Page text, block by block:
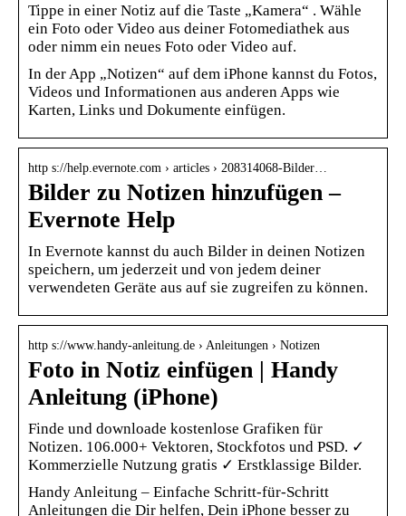
Tippe in einer Notiz auf die Taste „Kamera“ . Wähle
ein Foto oder Video aus deiner Fotomediathek aus
oder nimm ein neues Foto oder Video auf.
In der App „Notizen“ auf dem iPhone kannst du Fotos,
Videos und Informationen aus anderen Apps wie
Karten, Links und Dokumente einfügen.
http s://help.evernote.com › articles › 208314068-Bilder…
Bilder zu Notizen hinzufügen –
Evernote Help
In Evernote kannst du auch Bilder in deinen Notizen
speichern, um jederzeit und von jedem deiner
verwendeten Geräte aus auf sie zugreifen zu können.
http s://www.handy-anleitung.de › Anleitungen › Notizen
Foto in Notiz einfügen | Handy
Anleitung (iPhone)
Finde und downloade kostenlose Grafiken für
Notizen. 106.000+ Vektoren, Stockfotos und PSD. ✓
Kommerzielle Nutzung gratis ✓ Erstklassige Bilder.
Handy Anleitung – Einfache Schritt-für-Schritt
Anleitungen die Dir helfen, Dein iPhone besser zu